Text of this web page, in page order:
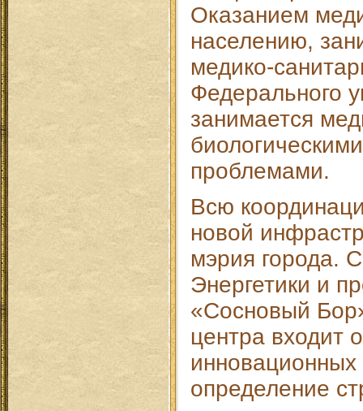
Оказанием
населению,
медико-
Федерального
занимается
проблемами.
Всю
новой
мэрия города.
Энергетики и
«Сосновый
центра входит
инновационных
определение